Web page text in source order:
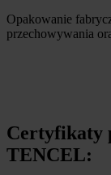
Opakowanie
przechowywania
Certyfikaty
TENCEL: